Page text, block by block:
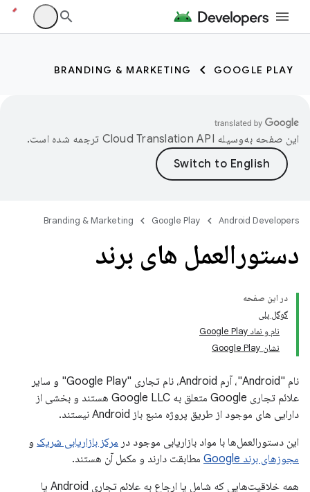
GOOGLE PLAY
BRANDING & MARKETING
این صفحه به‌وسیله ترجمه شده است.
Android Developers
Google Play
Branding & Marketing
دستورالعمل های برند
در این صفحه
گوگل پلی
نام و نماد Google Play
نشان Google Play
نام "Android"، آرم Android، نام تجاری "Google Play" و سایر
علائم تجاری Google متعلق به Google LLC هستند و بخشی از
دارایی های موجود از طریق پروژه منبع باز Android نیستند.
این دستورالعمل‌ها با مواد بازاریابی موجود در مرکز بازاریابی شریک و
مجوزهای برند Google
مطابقت دارند و مکمل آن هستند.
همه خلاقیت‌هایی که شامل یا ارجاع به علائم تجاری Android یا